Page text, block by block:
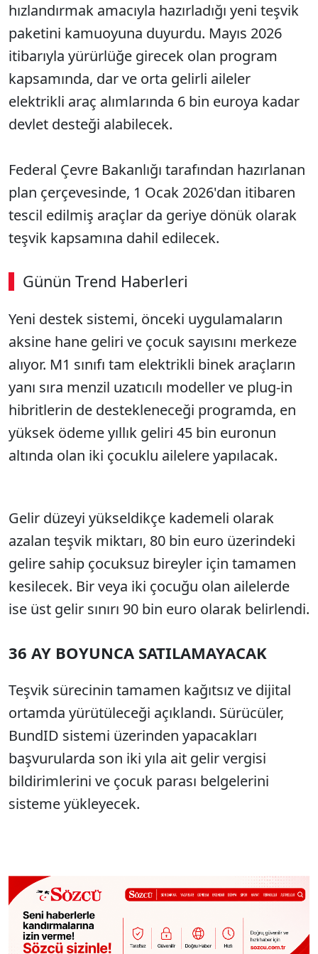
hızlandırmak amacıyla hazırladığı yeni teşvik
paketini kamuoyuna duyurdu. Mayıs 2026
itibarıyla yürürlüğe girecek olan program
kapsamında, dar ve orta gelirli aileler
elektrikli araç alımlarında 6 bin euroya kadar
devlet desteği alabilecek.
Federal Çevre Bakanlığı tarafından hazırlanan
plan çerçevesinde, 1 Ocak 2026'dan itibaren
tescil edilmiş araçlar da geriye dönük olarak
teşvik kapsamına dahil edilecek.
Günün Trend Haberleri
Yeni destek sistemi, önceki uygulamaların
aksine hane geliri ve çocuk sayısını merkeze
alıyor. M1 sınıfı tam elektrikli binek araçların
yanı sıra menzil uzatıcılı modeller ve plug-in
hibritlerin de destekleneceği programda, en
yüksek ödeme yıllık geliri 45 bin euronun
altında olan iki çocuklu ailelere yapılacak.
Gelir düzeyi yükseldikçe kademeli olarak
azalan teşvik miktarı, 80 bin euro üzerindeki
gelire sahip çocuksuz bireyler için tamamen
kesilecek. Bir veya iki çocuğu olan ailelerde
ise üst gelir sınırı 90 bin euro olarak belirlendi.
36 AY BOYUNCA SATILAMAYACAK
Teşvik sürecinin tamamen kağıtsız ve dijital
ortamda yürütüleceği açıklandı. Sürücüler,
BundID sistemi üzerinden yapacakları
başvurularda son iki yıla ait gelir vergisi
bildirimlerini ve çocuk parası belgelerini
sisteme yükleyecek.